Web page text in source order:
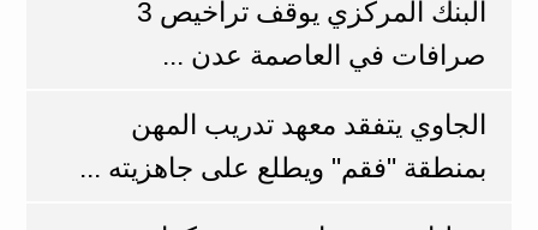
البنك المركزي يوقف تراخيص 3
صرافات في العاصمة عدن ...
الجاوي يتفقد معهد تدريب المهن
بمنطقة "فقم" ويطلع على جاهزيته ...